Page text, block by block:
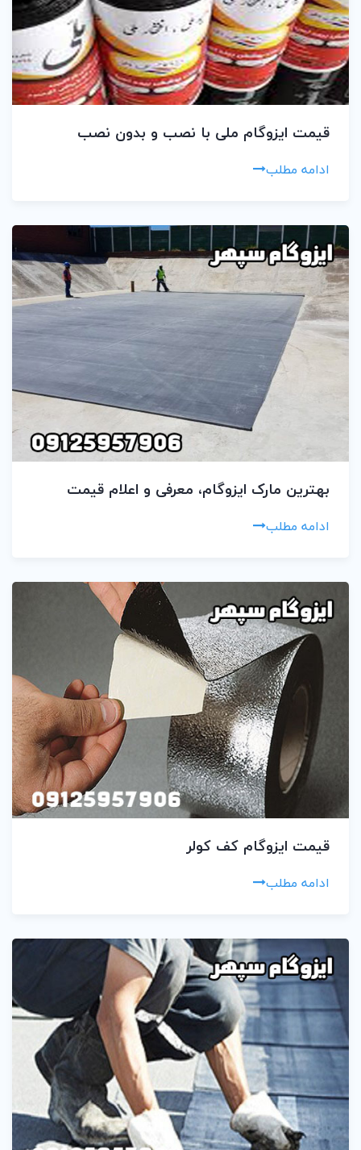
قیمت ایزوگام ملی با نصب و بدون نصب
ادامه مطلب
بهترین مارک ایزوگام، معرفی و اعلام قیمت
ادامه مطلب
قیمت ایزوگام کف کولر
ادامه مطلب